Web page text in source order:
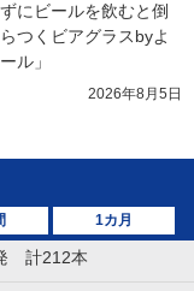
にビールを飲むと倒
つくビアグラスbyよ
ル」
2026年8月5日
1カ月
計212本